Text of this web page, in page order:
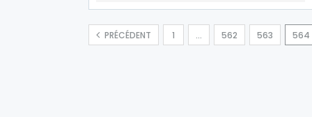
PRÉCÉDENT 1 … 562 563 564